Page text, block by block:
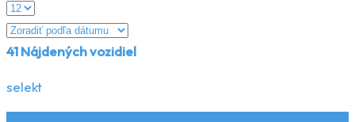
41Nájdených vozidiel
selekt